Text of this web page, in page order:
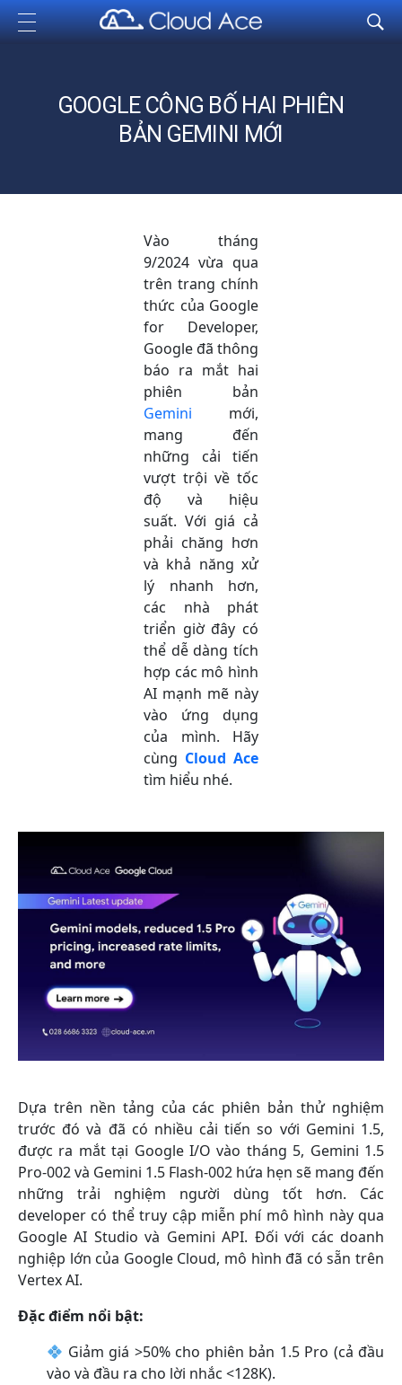
Cloud Ace
Nhà cung cấp giải pháp trên GCP cho doanh nghiệp
GOOGLE CÔNG BỐ HAI PHIÊN
BẢN GEMINI MỚI
Vào tháng
9/2024 vừa qua
trên trang chính
thức của Google
for Developer,
Google đã thông
báo ra mắt hai
phiên bản
Gemini mới,
mang đến
những cải tiến
vượt trội về tốc
độ và hiệu
suất. Với giá cả
phải chăng hơn
và khả năng xử
lý nhanh hơn,
các nhà phát
triển giờ đây có
thể dễ dàng tích
hợp các mô hình
AI mạnh mẽ này
vào ứng dụng
của mình. Hãy
cùng Cloud Ace
tìm hiểu nhé.
Dựa trên nền tảng của các phiên bản thử nghiệm
trước đó và đã có nhiều cải tiến so với Gemini 1.5,
được ra mắt tại Google I/O vào tháng 5, Gemini 1.5
Pro-002 và Gemini 1.5 Flash-002 hứa hẹn sẽ mang đến
những trải nghiệm người dùng tốt hơn. Các
developer có thể truy cập miễn phí mô hình này qua
Google AI Studio và Gemini API. Đối với các doanh
nghiệp lớn của Google Cloud, mô hình đã có sẵn trên
Vertex AI.
Đặc điểm nổi bật:
Giảm giá >50% cho phiên bản 1.5 Pro (cả đầu
vào và đầu ra cho lời nhắc <128K).